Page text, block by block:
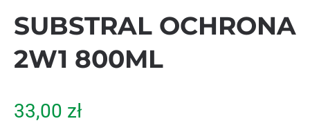
SUBSTRAL OCHRONA
2W1 800ML
33,00 zł